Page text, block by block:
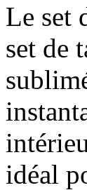
Le set
set de
idéal